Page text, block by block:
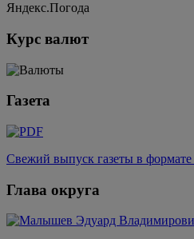
Яндекс.Погода
Курс валют
Газета
Свежий выпуск газеты в
Глава округа